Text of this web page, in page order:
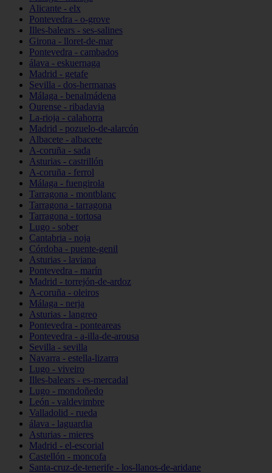
Alicante - elx
Pontevedra - o-grove
Illes-balears - ses-salines
Girona - lloret-de-mar
Pontevedra - cambados
álava - eskuernaga
Madrid - getafe
Sevilla - dos-hermanas
Málaga - benalmádena
Ourense - ribadavia
La-rioja - calahorra
Madrid - pozuelo-de-alarcón
Albacete - albacete
A-coruña - sada
Asturias - castrillón
A-coruña - ferrol
Málaga - fuengirola
Tarragona - montblanc
Tarragona - tarragona
Tarragona - tortosa
Lugo - sober
Cantabria - noja
Córdoba - puente-genil
Asturias - laviana
Pontevedra - marín
Madrid - torrejón-de-ardoz
A-coruña - oleiros
Málaga - nerja
Asturias - langreo
Pontevedra - ponteareas
Pontevedra - a-illa-de-arousa
Sevilla - sevilla
Navarra - estella-lizarra
Lugo - viveiro
Illes-balears - es-mercadal
Lugo - mondoñedo
León - valdevimbre
Valladolid - rueda
álava - laguardia
Asturias - mieres
Madrid - el-escorial
Castellón - moncofa
Santa-cruz-de-tenerife - los-llanos-de-aridane